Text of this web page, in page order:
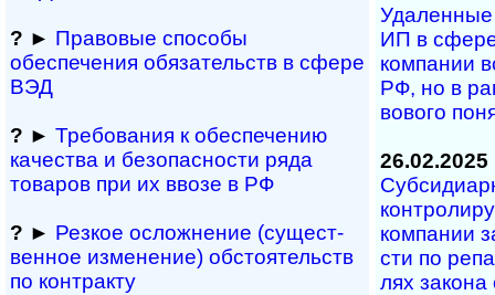
? ► Правовые способы
обеспечения обяза­тельств в сфере
ВЭД
? ► Требования к обеспечению
качества и безопасности ряда
товаров при их ввозе в РФ
? ► Резкое осложнение (сущест­
вен­ное измене­ние) обсто­ятельств
по контракту
Удаленные
ИП в
ком­па­нии
РФ, но в
во­во­го
26.02.2025
ком­па­нии
с­ти по
лях за­ко­на